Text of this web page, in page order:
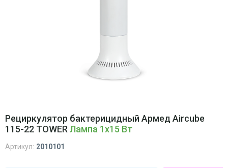
Рециркулятор бактерицидный Армед Aircube
115-22 TOWER Лампа 1х15 Вт
Артикул: 2010101